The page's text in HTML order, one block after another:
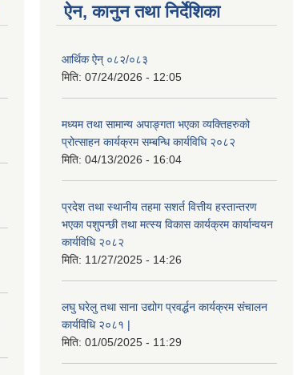
ऐन, कानुन तथा निर्देशिका
आर्थिक ऐन् ०८२/०८३
मिति: 07/24/2026 - 12:05
मध्यम तथा सामान्य अपाङ्गता भएका व्यक्तिहरुको
प्रोत्साहन कार्यक्रम सम्बन्धि कार्यविधि २०८२
मिति: 04/13/2026 - 16:04
प्रदेश तथा स्थानीय तहमा सशर्त वित्तीय हस्तान्तरण
भएका पशुपन्छी तथा मत्स्य विकास कार्यक्रम कार्यान्वयन
कार्यविधि २०८२
मिति: 11/27/2025 - 14:26
लघु घरेलु तथा साना उद्योग प्रवर्द्धन कार्यक्रम संचालन
कार्यविधि २०८१ |
मिति: 01/05/2025 - 11:29